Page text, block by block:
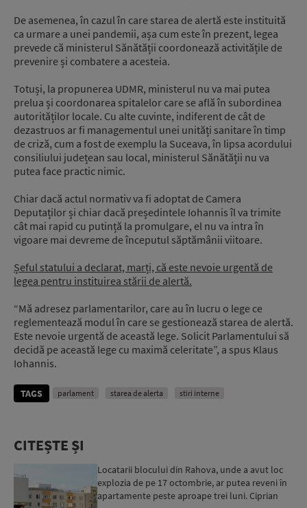
De asemenea, în cazul în care starea de alertă este instituită
ca urmare a unei pandemii, așa cum este în prezent, legea
prevede că ministerul Sănătății coordonează activitățile de
prevenire și combatere a acesteia.
Totuși, la propunerea UDMR, ministerul nu va mai putea
prelua și coordonarea spitalelor care se află în subordinea
autorităților locale. Cu alte cuvinte, indiferent de cât de
dezastruos ar fi managementul unei unități sanitare în timp
de criză, cum a fost de exemplu la Suceava, în lipsa acordului
consiliului județean sau local, ministerul Sănătății nu va
putea face practic nimic.
Chiar dacă actul normativ va fi adoptat de Camera
Deputaților și chiar dacă președintele Iohannis îl va trimite
cât mai rapid cu putință la promulgare, el nu va intra în
vigoare mai devreme de începutul săptămânii viitoare.
Șeful statului a declarat, marți, că este nevoie urgentă de
legea pentru instituirea stării de alertă.
“Mă adresez parlamentarilor, care au în lucru o lege ce
reglementează modul în care se gestionează starea de alertă.
Este nevoie urgentă de această lege. Solicit Parlamentului să
decidă pe această lege cu maximă celeritate”, a spus Klaus
Iohannis.
TAGS parlament starea de alerta stiri interne
CITEȘTE ȘI
Locatarii blocului din Rahova, unde a avut loc
explozia de pe 17 octombrie, ar putea reveni în
apartamente peste aproape trei luni. Ciprian